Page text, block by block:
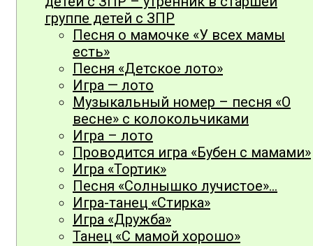
группе детей с ЗПР
Песня о мамочке «У всех мамы
есть»
Песня «Детское лото»
Игра — лото
Музыкальный номер – песня «О
весне» с колокольчиками
Игра – лото
Проводится игра «Бубен с мамами»
Игра «Тортик»
Песня «Солнышко лучистое»…
Игра-танец «Стирка»
Игра «Дружба»
Танец «С мамой хорошо»